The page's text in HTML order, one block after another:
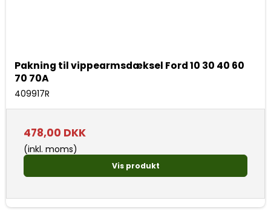
Pakning til vippearmsdæksel Ford 10 30 40 60
70 70A
409917R
478,00 DKK
(inkl. moms)
Vis produkt